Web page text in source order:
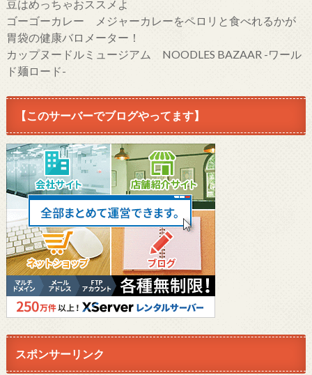
豆はめっちゃおススメよ
ゴーゴーカレー メジャーカレーをペロリと食べれるかが
胃袋の健康バロメーター！
カップヌードルミュージアム NOODLES BAZAAR -ワール
ド麺ロード-
【このサーバーでブログやってます】
スポンサーリンク